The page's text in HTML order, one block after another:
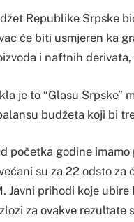
Republike Srpske
će biti usmjeren ka
i naftnih
je to “Glasu Srpske”
budžeta koji bi
početka godine
su za 22 odsto za
Javni prihodi koje ubire
za ovakve rezultate